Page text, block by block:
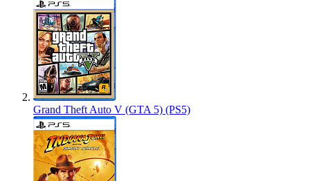
Grand Theft Auto V (GTA 5) (PS5)